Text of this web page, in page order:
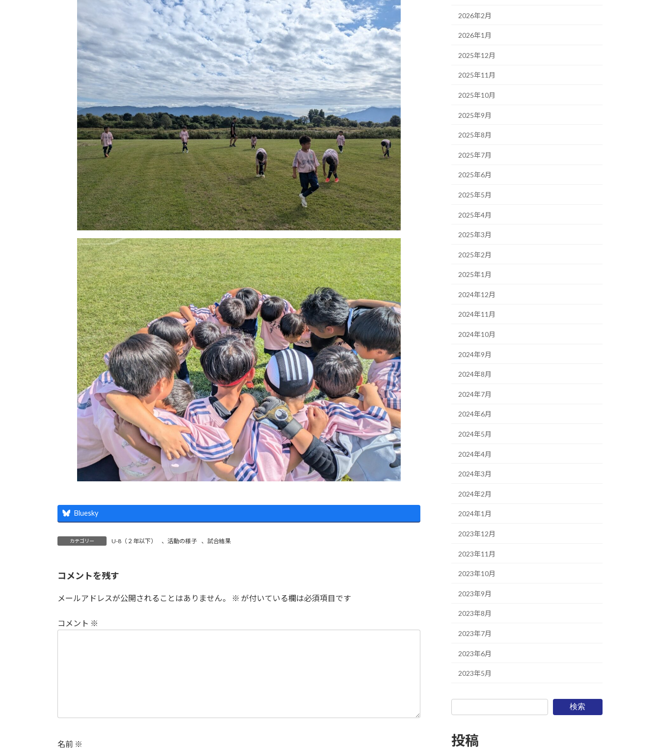
Bluesky
カテゴリー U-8（２年以下） 、 活動の様子 、試合結果
コメントを残す
メールアドレスが公開されることはありません。 ※ が付いている欄は必須項目です
コメント ※
名前 ※
2026年2月
2026年1月
2025年12月
2025年11月
2025年10月
2025年9月
2025年8月
2025年7月
2025年6月
2025年5月
2025年4月
2025年3月
2025年2月
2025年1月
2024年12月
2024年11月
2024年10月
2024年9月
2024年8月
2024年7月
2024年6月
2024年5月
2024年4月
2024年3月
2024年2月
2024年1月
2023年12月
2023年11月
2023年10月
2023年9月
2023年8月
2023年7月
2023年6月
2023年5月
検索
投稿